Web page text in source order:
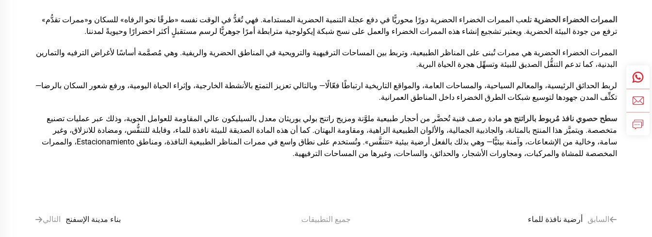
الممرات الخضراء الحضرية تلعب الممرات الخضراء الحضرية دورًا محوريًّا في دفع عجلة التنمية الحضرية المستدامة. فهي تُعَدُّ في الوقت نفسه «طرقًا نحو الرفاه» للسكان و«ممرات تقدُّم»
ترفع من جودة البيئة الحضرية. ويعتبر تشجيع إنشاء هذه الممرات الخضراء والعمل على نسج شبكة إيكولوجية مترابطة أمرًا جوهريًّا لرسم مستقبلٍ أكثر اخضرارًا وحيويةً لمدننا.
الممرات الخضراء الحضرية هي ممرات تُبنى على المناظر الطبيعية، وتربط بين المساحات الترفيهية والترويحية في المناطق الحضرية والريفية. وهي مُصمَّمة أساسًا لأغراض الترفيه والتمارين
البدنية، كما تدعم التنقُّل الصديق للبيئة وتسهِّل هجرة الحياة البرية.
لربط الحدائق الرئيسية، والمعالم السياحية، والمساحات العامة، والمواقع التاريخية ارتباطًا فعّالًا— وبالتالي تعزيز التمتع بالأنشطة الخارجية، وإثراء الحياة اليومية، ورفع شعور السكان بالرضا—
تكثِّف المدن جهودها لتوسيع شبكات الطرق الخضراء داخل المناطق العمرانية.
سطح حصوي نافذ مُربوط بالراتنج هو مادة رصف فنية تُحضَّر من أحجار طبيعية ملوَّنة ومزيج راتنج بولي يوريثان معدل بالسيليكون عالي المقاومة للعوامل الجوية، وذلك عبر عمليات تصنيع
متخصصة. ويتميَّز هذا المنتج بالمتانة، والجاذبية الجمالية، والألوان الطبيعية الزاهية، ومقاومة البهتان. كما أن هذه المادة الصديقة للبيئة نافذة للماء، وقابلة للتنفُّس، ومضادة للانزلاق، وغير
سامة، وخالية من الإشعاعات، وآمنة بيئيًّا— وهي بذلك بالفعل أرضية بيئية «تتنفَّس». وتُستخدم على نطاق واسع في ممرات المناظر الطبيعية النافذة، ومناطق Estacionamiento، والممرات
المخصصة للمشاة والمركبات، ومجاورات الأشجار، والحدائق، والساحات، وغيرها من المساحات الترفيهية.
السابق أرضية نافذة للماء جميع التطبيقات التالي بناء مدينة الإسفنج